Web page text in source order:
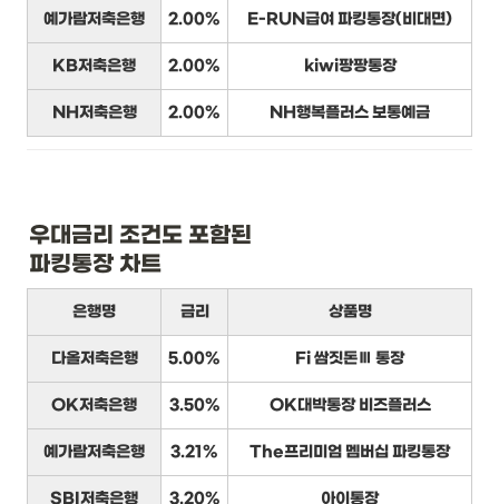
예가람저축은행 2.00% E-RUN급여 파킹통장(비대면)
KB저축은행 2.00% kiwi팡팡통장
NH저축은행 2.00% NH행복플러스 보통예금
우대금리 조건도 포함된
파킹통장 차트
은행명 금리 상품명
다올저축은행 5.00% Fi 쌈짓돈Ⅲ 통장
OK저축은행 3.50% OK대박통장 비즈플러스
예가람저축은행 3.21% The프리미엄 멤버십 파킹통장
SBI저축은행 3.20% 아이통장